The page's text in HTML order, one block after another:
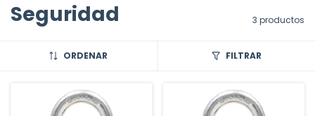
Seguridad 3 productos
ORDENAR FILTRAR